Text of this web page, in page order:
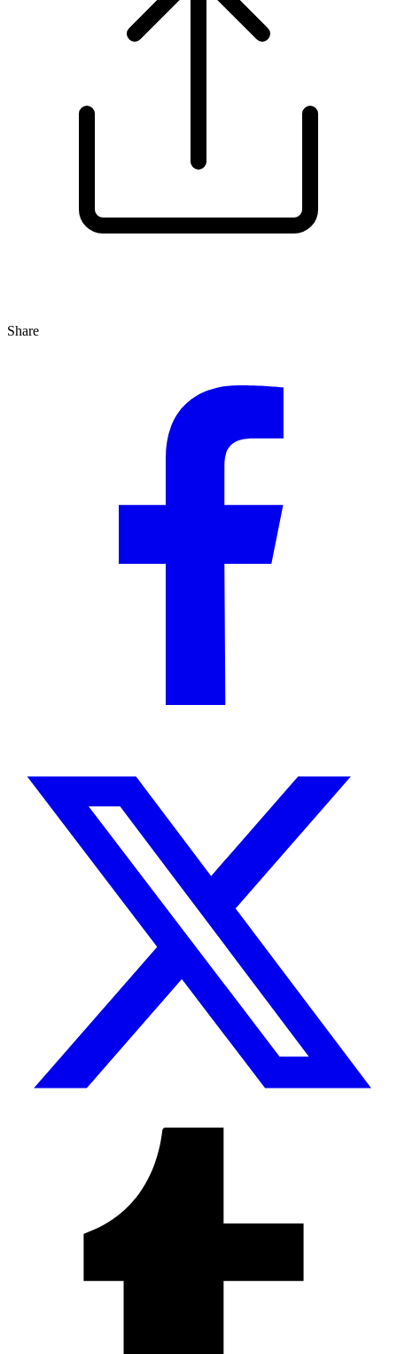
Share